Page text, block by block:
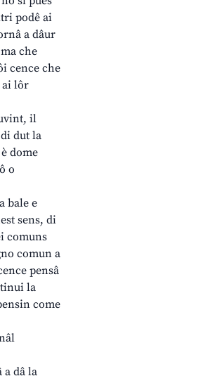
podê ai
a dâur
che
cence che
ai lôr
il
dut la
dome
o
bale e
sens, di
comuns
comun a
pensâ
la
come
a dâ la